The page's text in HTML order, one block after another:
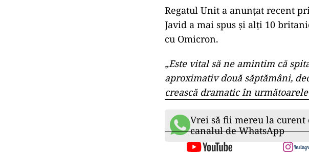
Regatul Unit a anunțat recent
Javid a mai spus și alți 10
cu Omicron.
„Este vital să ne amintim că
aproximativ două săptămâni,
crească dramatic în
Vrei să fii mereu la curent
canalul de WhatsApp